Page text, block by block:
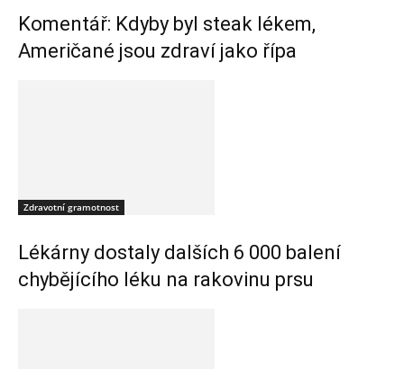
Komentář: Kdyby byl steak lékem,
Američané jsou zdraví jako řípa
Zdravotní gramotnost
Lékárny dostaly dalších 6 000 balení
chybějícího léku na rakovinu prsu